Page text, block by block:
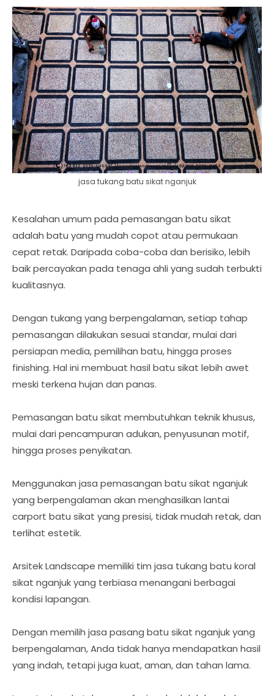
jasa tukang batu sikat nganjuk
Kesalahan umum pada pemasangan batu sikat
adalah batu yang mudah copot atau permukaan
cepat retak. Daripada coba-coba dan berisiko, lebih
baik percayakan pada tenaga ahli yang sudah terbukti
kualitasnya.
Dengan tukang yang berpengalaman, setiap tahap
pemasangan dilakukan sesuai standar, mulai dari
persiapan media, pemilihan batu, hingga proses
finishing. Hal ini membuat hasil batu sikat lebih awet
meski terkena hujan dan panas.
Pemasangan batu sikat membutuhkan teknik khusus,
mulai dari pencampuran adukan, penyusunan motif,
hingga proses penyikatan.
Menggunakan jasa pemasangan batu sikat nganjuk
yang berpengalaman akan menghasilkan lantai
carport batu sikat yang presisi, tidak mudah retak, dan
terlihat estetik.
Arsitek Landscape memiliki tim jasa tukang batu koral
sikat nganjuk yang terbiasa menangani berbagai
kondisi lapangan.
Dengan memilih jasa pasang batu sikat nganjuk yang
berpengalaman, Anda tidak hanya mendapatkan hasil
yang indah, tetapi juga kuat, aman, dan tahan lama.